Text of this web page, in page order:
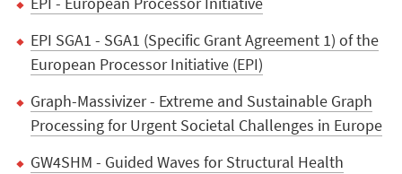
EPI SGA1 - SGA1 (Specific Grant Agreement 1) of the
European Processor Initiative (EPI)
Graph-Massivizer - Extreme and Sustainable Graph
Processing for Urgent Societal Challenges in Europe
GW4SHM - Guided Waves for Structural Health